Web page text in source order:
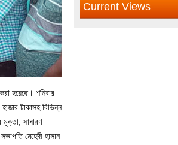
হয়েছে। শনিবার
টাকাসহ বিভিন্ন
সাধারণ
মেহেদী হাসান
Current Views